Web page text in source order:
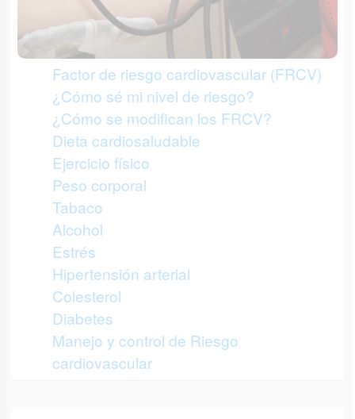
Factor de riesgo cardiovascular (FRCV)
¿Cómo sé mi nivel de riesgo?
¿Cómo se modifican los FRCV?
Dieta cardiosaludable
Ejercicio físico
Peso corporal
Tabaco
Alcohol
Estrés
Hipertensión arterial
Colesterol
Diabetes
Manejo y control de Riesgo
cardiovascular